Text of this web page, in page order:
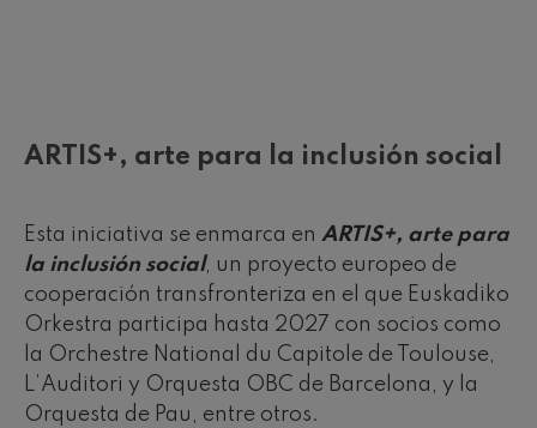
ARTIS+, arte para la inclusión social
Esta iniciativa se enmarca en ARTIS+, arte para
la inclusión social, un proyecto europeo de
cooperación transfronteriza en el que Euskadiko
Orkestra participa hasta 2027 con socios como
la Orchestre National du Capitole de Toulouse,
L’Auditori y Orquesta OBC de Barcelona, y la
Orquesta de Pau, entre otros.